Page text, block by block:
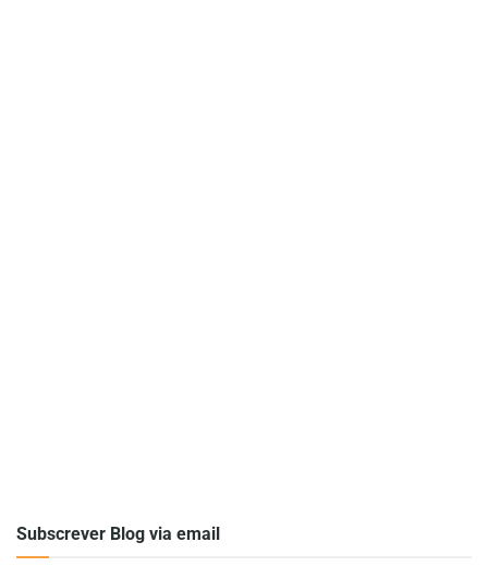
Subscrever Blog via email